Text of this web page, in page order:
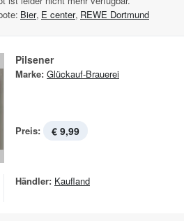
Bier, E center, REWE Dortmund
Pilsener
Marke: Glückauf-Brauerei
Preis: € 9,99
Händler: Kaufland